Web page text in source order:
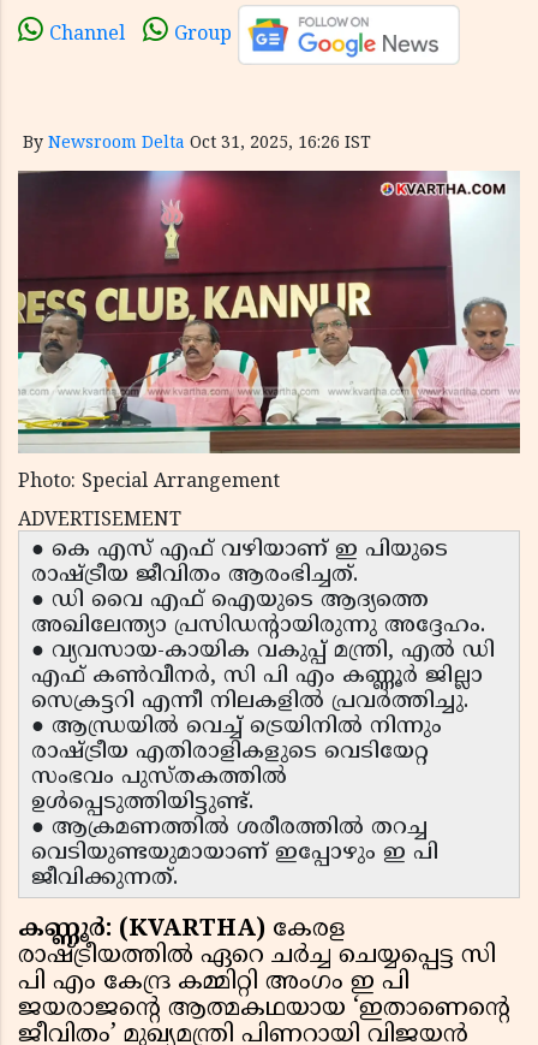
Channel Group
By Newsroom Delta Oct 31, 2025, 16:26 IST
Photo: Special Arrangement
ADVERTISEMENT
● കെ എസ് എഫ് വഴിയാണ് ഇ പിയുടെ
രാഷ്ട്രീയ ജീവിതം ആരംഭിച്ചത്.
● ഡി വൈ എഫ് ഐയുടെ ആദ്യത്തെ
അഖിലേന്ത്യാ പ്രസിഡന്റായിരുന്നു അദ്ദേഹം.
● വ്യവസായ-കായിക വകുപ്പ് മന്ത്രി, എൽ ഡി
എഫ് കൺവീനർ, സി പി എം കണ്ണൂർ ജില്ലാ
സെക്രട്ടറി എന്നീ നിലകളിൽ പ്രവർത്തിച്ചു.
● ആന്ധ്രയിൽ വെച്ച് ട്രെയിനിൽ നിന്നും
രാഷ്ട്രീയ എതിരാളികളുടെ വെടിയേറ്റ
സംഭവം പുസ്തകത്തിൽ
ഉൾപ്പെടുത്തിയിട്ടുണ്ട്.
● ആക്രമണത്തിൽ ശരീരത്തിൽ തറച്ച
വെടിയുണ്ടയുമായാണ് ഇപ്പോഴും ഇ പി
ജീവിക്കുന്നത്.
കണ്ണൂർ: (KVARTHA) കേരള
രാഷ്ട്രീയത്തിൽ ഏറെ ചർച്ച ചെയ്യപ്പെട്ട സി
പി എം കേന്ദ്ര കമ്മിറ്റി അംഗം ഇ പി
ജയരാജന്റെ ആത്മകഥയായ ‘ഇതാണെന്റെ
ജീവിതം’ മുഖ്യമന്ത്രി പിണറായി വിജയൻ